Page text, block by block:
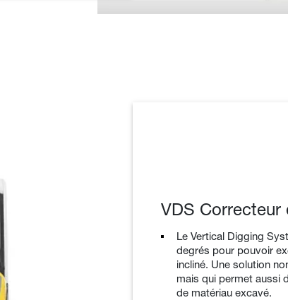
VDS Correcteur
Le Vertical Digging
degrés pour pouvoir
incliné. Une solution
mais qui permet aussi
de matériau excavé.